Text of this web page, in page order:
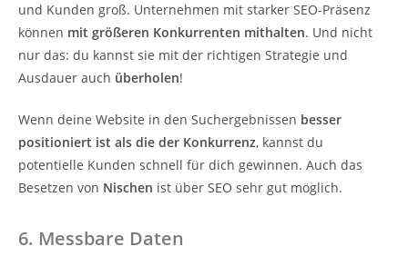
und Kunden groß. Unternehmen mit starker SEO-Präsenz
können mit größeren Konkurrenten mithalten. Und nicht
nur das: du kannst sie mit der richtigen Strategie und
Ausdauer auch überholen!
Wenn deine Website in den Suchergebnissen besser
positioniert ist als die der Konkurrenz, kannst du
potentielle Kunden schnell für dich gewinnen. Auch das
Besetzen von Nischen ist über SEO sehr gut möglich.
6. Messbare Daten